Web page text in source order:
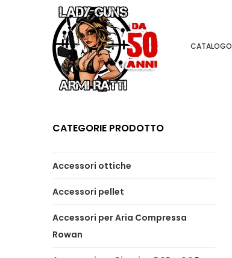
CATALOGO
CATEGORIE PRODOTTO
Accessori ottiche
Accessori pellet
Accessori per Aria Compressa
Rowan